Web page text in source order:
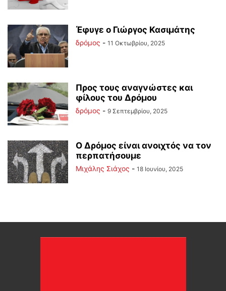
Έφυγε ο Γιώργος Κασιμάτης
δρόμος - 11 Οκτωβρίου, 2025
Προς τους αναγνώστες και
φίλους του Δρόμου
δρόμος - 9 Σεπτεμβρίου, 2025
Ο Δρόμος είναι ανοιχτός να τον
περπατήσουμε
Μιχάλης Σιάχος - 18 Ιουνίου, 2025